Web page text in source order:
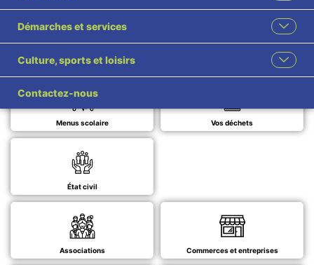
Démarches et services
Culture, sports et loisirs
Contactez-nous
Signaler un problème
Menus scolaire Vos déchets
État civil
Associations Commerces et entreprises